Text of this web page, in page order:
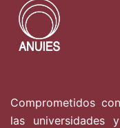
Comprometidos
las universidades